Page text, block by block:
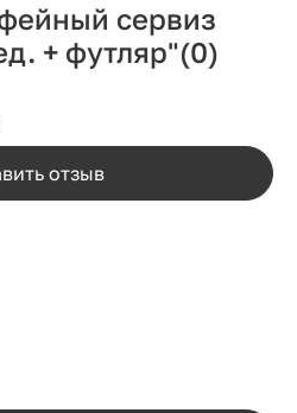
сервиз
+ футляр"(0)
отзыв